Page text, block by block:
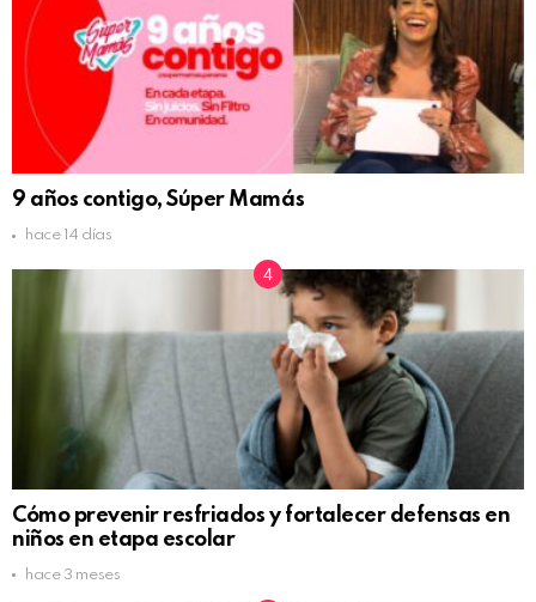
9 años contigo, Súper Mamás
hace 14 días
Cómo prevenir resfriados y fortalecer defensas en
niños en etapa escolar
hace 3 meses